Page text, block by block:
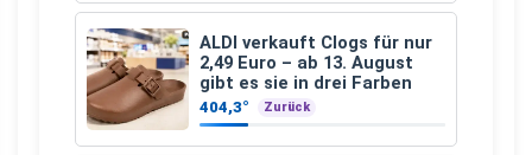
ALDI verkauft Clogs für nur
2,49 Euro – ab 13. August
gibt es sie in drei Farben
404,3° Zurück